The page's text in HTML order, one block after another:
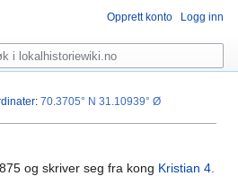
og skriver seg fra kong Kristian 4.
:70.3705° N 31.10939° Ø
Opprett konto Logg inn